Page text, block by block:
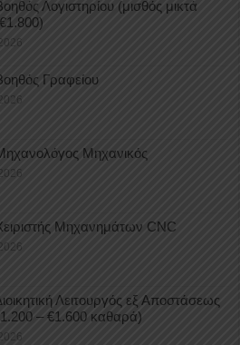
Λογιστηρίου (μισθός μικτά
Γραφείου
Μηχανολόγος Μηχανικός
Χειριστής Μηχανημάτων CNC
Λειτουργός εξ Αποστάσεως
– €1.600 καθαρά)